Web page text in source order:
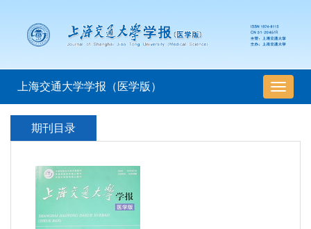
导
航
上海交通大学学报（医学版）
期刊目录